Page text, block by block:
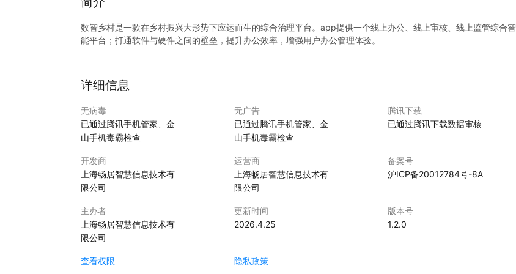
数智乡村是一款在乡村振兴大形势下应运而生的综合治理平台。app提供一个线上办公、线上审核、线上监管综合智
能平台；打通软件与硬件之间的壁垒，提升办公效率，增强用户办公管理体验。
详细信息
无病毒
已通过腾讯手机管家、金
山手机毒霸检查
无广告
已通过腾讯手机管家、金
山手机毒霸检查
腾讯下载
已通过腾讯下载数据审核
开发商
上海畅居智慧信息技术有
限公司
运营商
上海畅居智慧信息技术有
限公司
备案号
沪ICP备20012784号-8A
主办者
上海畅居智慧信息技术有
限公司
更新时间
2026.4.25
版本号
1.2.0
查看权限 隐私政策